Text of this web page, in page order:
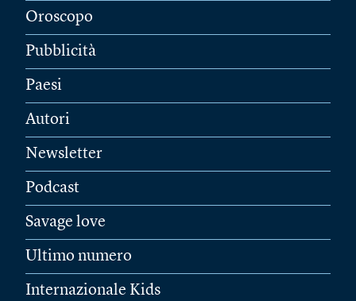
Oroscopo
Pubblicità
Paesi
Autori
Newsletter
Podcast
Savage love
Ultimo numero
Internazionale Kids